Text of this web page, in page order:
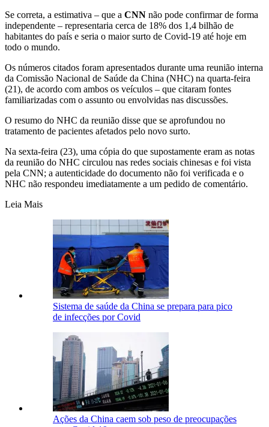
Se correta, a estimativa – que a CNN não pode confirmar de forma
independente – representaria cerca de 18% dos 1,4 bilhão de
habitantes do país e seria o maior surto de Covid-19 até hoje em
todo o mundo.
Os números citados foram apresentados durante uma reunião interna
da Comissão Nacional de Saúde da China (NHC) na quarta-feira
(21), de acordo com ambos os veículos – que citaram fontes
familiarizadas com o assunto ou envolvidas nas discussões.
O resumo do NHC da reunião disse que se aprofundou no
tratamento de pacientes afetados pelo novo surto.
Na sexta-feira (23), uma cópia do que supostamente eram as notas
da reunião do NHC circulou nas redes sociais chinesas e foi vista
pela CNN; a autenticidade do documento não foi verificada e o
NHC não respondeu imediatamente a um pedido de comentário.
Leia Mais
Sistema de saúde da China se prepara para pico
de infecções por Covid
Ações da China caem sob peso de preocupações